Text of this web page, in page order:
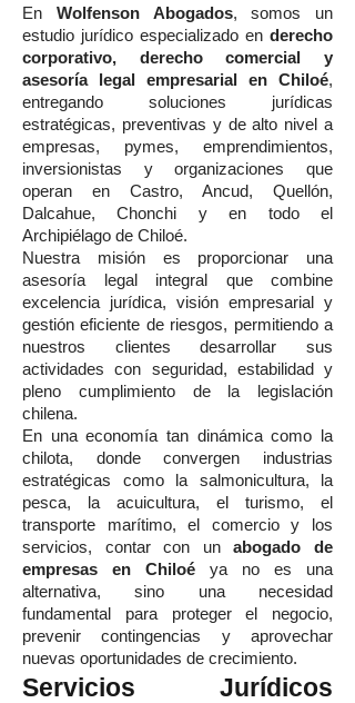
En Wolfenson Abogados, somos un
estudio jurídico especializado en derecho
corporativo, derecho comercial y
asesoría legal empresarial en Chiloé,
entregando soluciones jurídicas
estratégicas, preventivas y de alto nivel a
empresas, pymes, emprendimientos,
inversionistas y organizaciones que
operan en Castro, Ancud, Quellón,
Dalcahue, Chonchi y en todo el
Archipiélago de Chiloé.
Nuestra misión es proporcionar una
asesoría legal integral que combine
excelencia jurídica, visión empresarial y
gestión eficiente de riesgos, permitiendo a
nuestros clientes desarrollar sus
actividades con seguridad, estabilidad y
pleno cumplimiento de la legislación
chilena.
En una economía tan dinámica como la
chilota, donde convergen industrias
estratégicas como la salmonicultura, la
pesca, la acuicultura, el turismo, el
transporte marítimo, el comercio y los
servicios, contar con unabogado de
empresas en Chiloé ya no es una
alternativa, sino una necesidad
fundamental para proteger el negocio,
prevenir contingencias y aprovechar
nuevas oportunidades de crecimiento.
Servicios Jurídicos